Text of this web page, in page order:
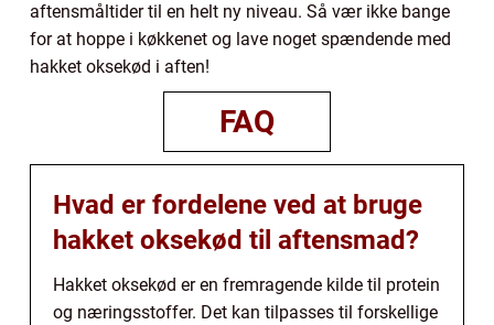
aftensmåltider til en helt ny niveau. Så vær ikke bange
for at hoppe i køkkenet og lave noget spændende med
hakket oksekød i aften!
FAQ
Hvad er fordelene ved at bruge
hakket oksekød til aftensmad?
Hakket oksekød er en fremragende kilde til protein
og næringsstoffer. Det kan tilpasses til forskellige